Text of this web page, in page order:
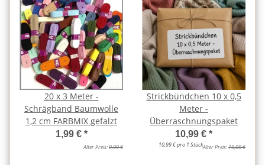
20 x 3 Meter -
Schrägband Baumwolle
1,2 cm FARBMIX gefalzt
1,99 € *
Alter Preis:9,99 €
Strickbündchen 10 x 0,5
Meter -
Überraschnungspaket
10,99 € *
10,99 € pro 1 StückAlter Preis:19,99 €